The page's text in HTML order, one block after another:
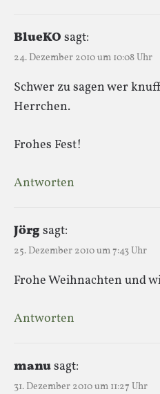
BlueKO sagt:
24. Dezember 2010 um 10:08 Uhr
Schwer zu sagen wer
Herrchen.
Frohes Fest!
Antworten
Jörgsagt:
25. Dezember 2010 um 7:43 Uhr
Frohe Weihnachten und
Antworten
manusagt:
31. Dezember 2010 um 11:27 Uhr